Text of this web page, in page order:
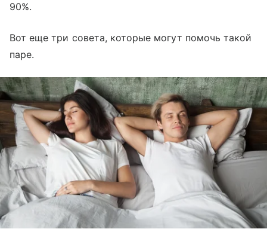
90%.
Вот еще три совета, которые могут помочь такой
паре.